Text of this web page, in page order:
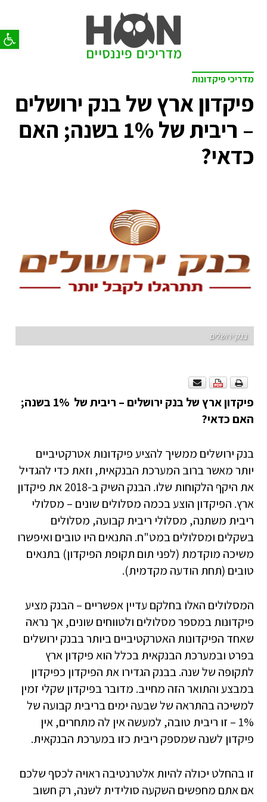
פתח
מדריכי פיקדונות
פיקדון ארץ של בנק ירושלים
– ריבית של 1% בשנה; האם
כדאי?
בנק ירושלים
פיקדון ארץ של בנק ירושלים – ריבית של 1% בשנה;
האם כדאי?
בנק ירושלים ממשיך להציע פיקדונות אטרקטיביים
יותר מאשר ברוב המערכת הבנקאית, וזאת כדי להגדיל
את היקף הלקוחות שלו. הבנק השיק ב-2018 את פיקדון
ארץ. הפיקדון הוצע בכמה מסלולים שונים – מסלולי
ריבית משתנה, מסלולי ריבית קבועה, מסלולים
בשקלים ומסלולים במט"ח. התנאים היו טובים ואיפשרו
משיכה מוקדמת (לפני תום תקופת הפיקדון) בתנאים
טובים (תחת הודעה מקדמית).
המסלולים האלו בחלקם עדיין אפשריים – הבנק מציע
פיקדונות במספר מסלולים ולטווחים שונים, אך נראה
שאחד הפיקדונות האטרקטיביים ביותר בבנק ירושלים
בפרט ובמערכת הבנקאית בכלל הוא פיקדון ארץ
לתקופה של שנה. בבנק הגדירו את הפיקדון כפיקדון
במבצע והתואר הזה מחייב. מדובר בפיקדון שקלי זמין
למשיכה בהתראה של שבעה ימים בריבית קבועה של
1% – זו ריבית טובה, למעשה אין לה מתחרים, אין
פיקדון לשנה שמספק ריבית כזו במערכת הבנקאית.
זו בהחלט יכולה להיות אלטרנטיבה ראויה לכסף שלכם
אם אתם מחפשים השקעה סולידית לשנה, רק חשוב